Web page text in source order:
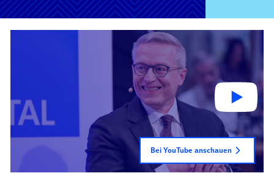
Bei YouTube anschauen